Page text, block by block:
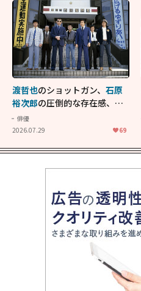
渡哲也のショットガン、 石原
裕次郎の圧倒的な存在感、 舘
ひろし
ン！"大門軍団"のカッコよさ
II」
俳優
2026.07.29
69